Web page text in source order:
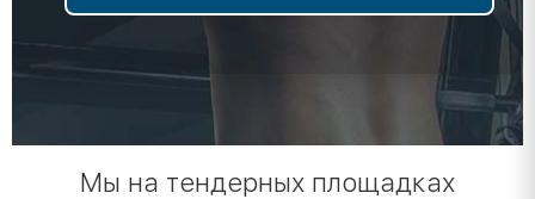
Мы на тендерных площадках